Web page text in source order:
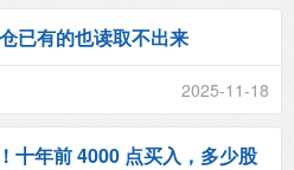
已有的也读取不出来
2025-11-18
十年前 4000 点买入，多少股